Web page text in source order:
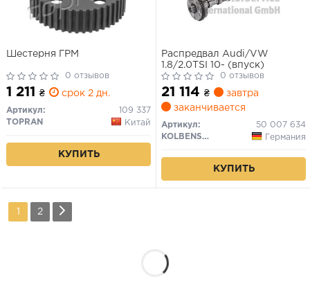
Шестерня ГРМ
0 отзывов
1 211 ₴ срок 2 дн.
Артикул:
109 337
TOPRAN
Китай
КУПИТЬ
Распредвал Audi/VW
1.8/2.0TSI 10- (впуск)
0 отзывов
21 114 ₴
завтра
заканчивается
Артикул:
50 007 634
KOLBENSCHMIDT
Германия
КУПИТЬ
2